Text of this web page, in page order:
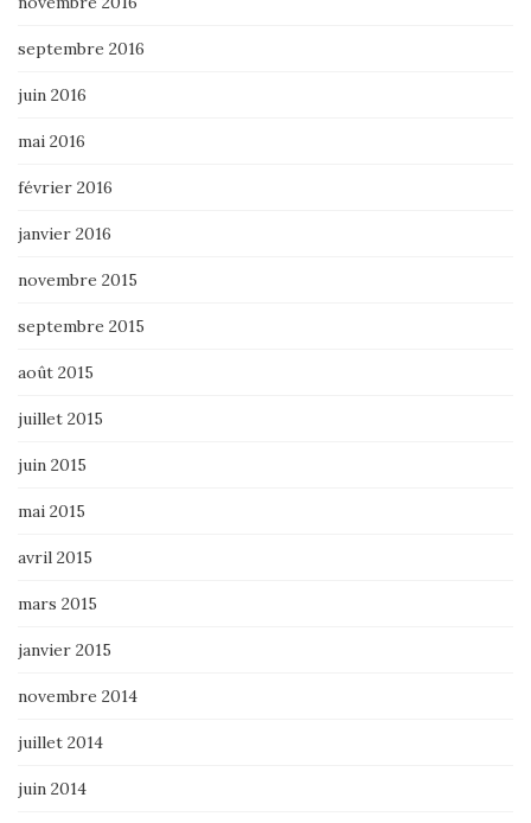
septembre 2016
juin 2016
mai 2016
février 2016
janvier 2016
novembre 2015
septembre 2015
août 2015
juillet 2015
juin 2015
mai 2015
avril 2015
mars 2015
janvier 2015
novembre 2014
juillet 2014
juin 2014